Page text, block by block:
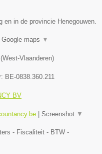
in de provincie Henegouwen.
Google maps ▼
(West-Vlaanderen)
BE-0838.360.211
BV
| Screenshot ▼
- Fiscaliteit - BTW -